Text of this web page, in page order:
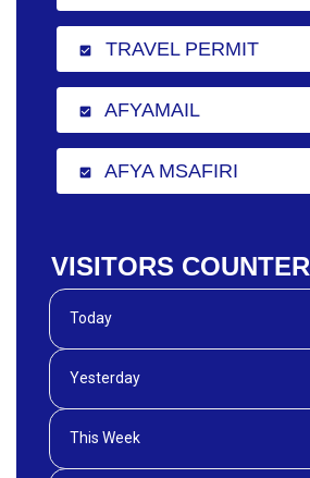
check_box TRAVEL PERMIT
check_box AFYAMAIL
check_box AFYA MSAFIRI
VISITORS COUNTER
Today
Yesterday
This Week